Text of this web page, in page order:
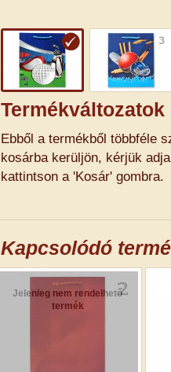
Termékváltozatok
Ebből a termékből többféle
kosárba kerüljön, kérjük
kattintson a 'Kosár' gombra.
Kapcsolódó
Jelenleg nem rendelhető
termék